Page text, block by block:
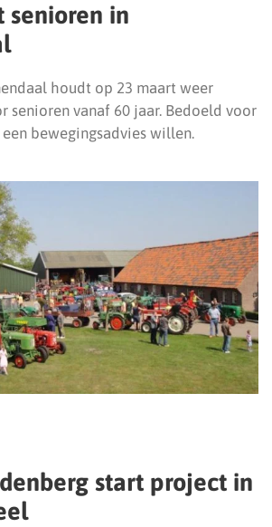
senioren in
houdt op 23 maart weer
senioren vanaf 60 jaar. Bedoeld voor
bewegingsadvies willen.
start project in